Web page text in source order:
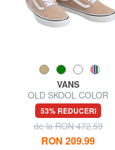
VANS
OLD SKOOL COLOR
THEORY Adidași din pânză
53% REDUCERI
de la RON 472.59
RON 209.99